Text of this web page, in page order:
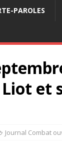
PAROLES
Liot et
Journal Combat